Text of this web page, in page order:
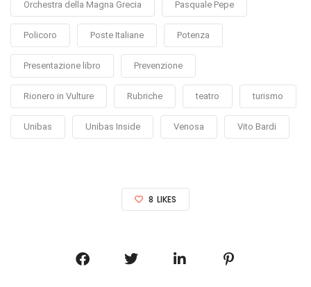
Orchestra della Magna Grecia Pasquale Pepe
Policoro Poste Italiane Potenza
Presentazione libro Prevenzione
Rionero in Vulture Rubriche teatro turismo
Unibas Unibas Inside Venosa Vito Bardi
8 LIKES